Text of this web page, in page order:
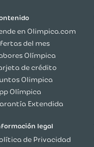
en Olimpica.com
del mes
Olímpica
de crédito
Olimpica
Olímpica
Extendida
legal
de Privacidad